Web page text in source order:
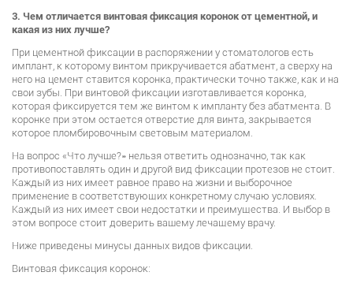
3. Чем отличается винтовая фиксация коронок от цементной, и
какая из них лучше?
При цементной фиксации в распоряжении у стоматологов есть
имплант, к которому винтом прикручивается абатмент, а сверху на
него на цемент ставится коронка, практически точно также, как и на
свои зубы. При винтовой фиксации изготавливается коронка,
которая фиксируется тем же винтом к импланту без абатмента. В
коронке при этом остается отверстие для винта, закрывается
которое пломбировочным световым материалом.
На вопрос «Что лучше?» нельзя ответить однозначно, так как
противопоставлять один и другой вид фиксации протезов не стоит.
Каждый из них имеет равное право на жизни и выборочное
применение в соответствующих конкретному случаю условиях.
Каждый из них имеет свои недостатки и преимущества. И выбор в
этом вопросе стоит доверить вашему лечащему врачу.
Ниже приведены минусы данных видов фиксации.
Винтовая фиксация коронок: